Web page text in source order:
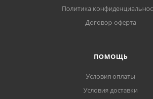
Политика
Договор-оферта
ПОМОЩЬ
Условия оплаты
Условия доставки